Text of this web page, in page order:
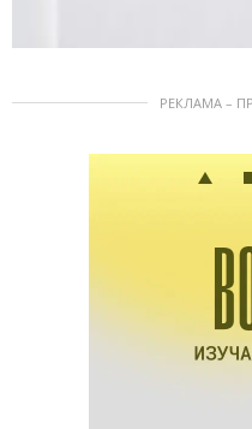
РЕКЛАМА –